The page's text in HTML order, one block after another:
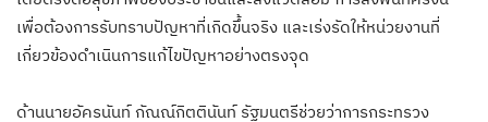
เพื่อต้องการรับทราบปัญหาที่เกิดขึ้นจริง และเร่งรัดให้หน่วยงานที่
เกี่ยวข้องดำเนินการแก้ไขปัญหาอย่างตรงจุด
ด้านนายอัครนันท์ กัณณ์กิตตินันท์ รัฐมนตรีช่วยว่าการกระทรวง